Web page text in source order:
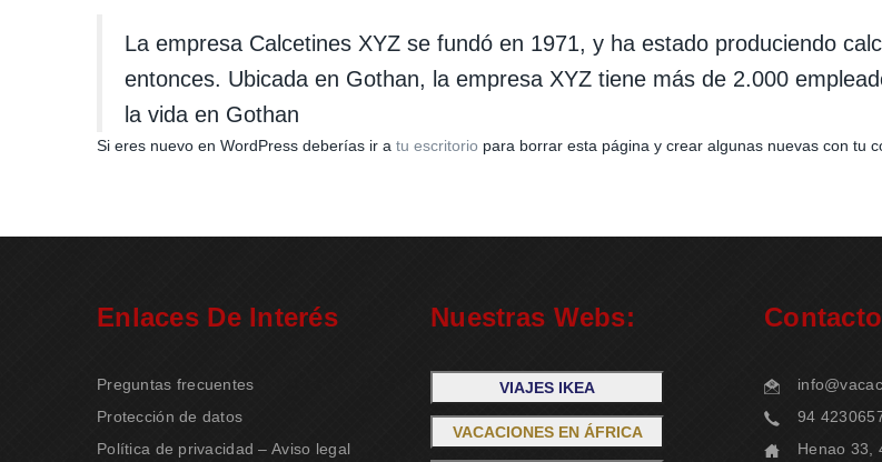
La empresa Calcetines XYZ se fundó en 1971, y ha estado produciendo
entonces. Ubicada en Gothan, la empresa XYZ tiene más de 2.000
la vida en Gothan
Si eres nuevo en WordPress deberías ir a tu escritorio para borrar esta página y crear algunas nuevas con tu
Enlaces De Interés
Preguntas frecuentes
Protección de datos
Política de privacidad – Aviso legal
Nuestras Webs:
VIAJES IKEA
VACACIONES EN ÁFRICA
94
Henao